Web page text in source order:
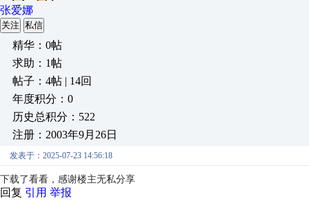
张爱娜
关注 私信
精华：0帖
求助：1帖
帖子：4帖 | 14回
年度积分：0
历史总积分：522
注册：2003年9月26日
发表于：2025-07-23 14:56:18
下载了看看，感谢楼主无私分享
回复 引用 举报